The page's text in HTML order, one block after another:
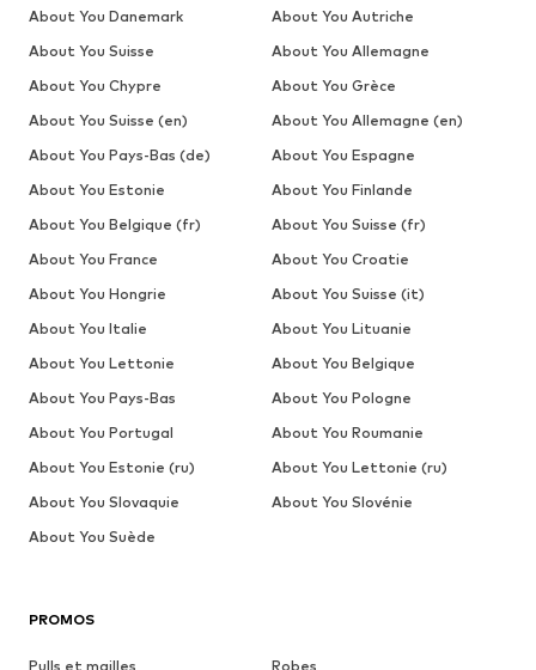
PROMOS
Pulls et mailles
Robes
About You Danemark
About You Autriche
About You Suisse
About You Allemagne
About You Chypre
About You Grèce
About You Suisse (en)
About You Allemagne (en)
About You Pays-Bas (de)
About You Espagne
About You Estonie
About You Finlande
About You Belgique (fr)
About You Suisse (fr)
About You France
About You Croatie
About You Hongrie
About You Suisse (it)
About You Italie
About You Lituanie
About You Lettonie
About You Belgique
About You Pays-Bas
About You Pologne
About You Portugal
About You Roumanie
About You Estonie (ru)
About You Lettonie (ru)
About You Slovaquie
About You Slovénie
About You Suède